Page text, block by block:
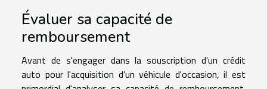
Évaluer sa capacité de
remboursement
Avant de s'engager dans la souscription d'un crédit
auto pour l'acquisition d'un véhicule d'occasion, il est